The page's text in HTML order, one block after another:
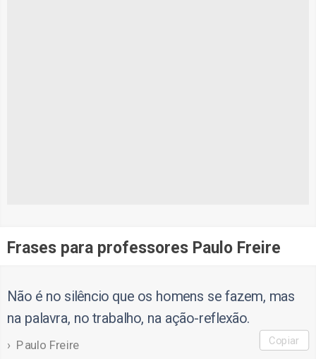
Frases para professores Paulo Freire
Não é no silêncio que os homens se fazem, mas
na palavra, no trabalho, na ação-reflexão.
Paulo Freire Copiar